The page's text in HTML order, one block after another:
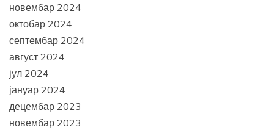
новембар 2024
октобар 2024
септембар 2024
август 2024
јул 2024
јануар 2024
децембар 2023
новембар 2023